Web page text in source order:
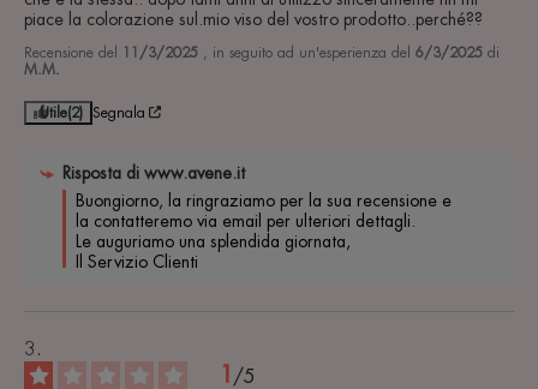
piace la colorazione sul.mio viso del vostro prodotto..perché??
Recensione del 11/3/2025 , in seguito ad un'esperienza del 6/3/2025 di
M.M.
Utile(2) Segnala
Risposta di www.avene.it
Buongiorno, la ringraziamo per la sua recensione e
la contatteremo via email per ulteriori dettagli.
Le auguriamo una splendida giornata,
Il Servizio Clienti
1 /5